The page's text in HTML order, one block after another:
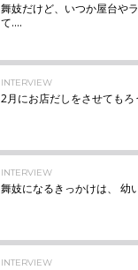
舞妓だけど、いつか屋台や
て....
INTERVIEW
2月にお店だしをさせても
INTERVIEW
舞妓になるきっかけは、 幼
INTERVIEW